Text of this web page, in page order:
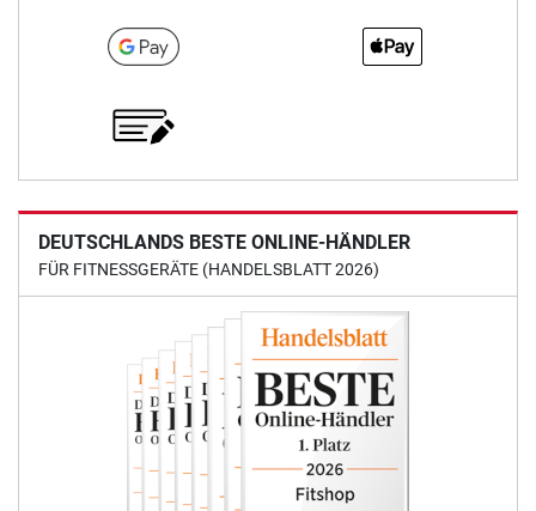
DEUTSCHLANDS BESTE ONLINE-HÄNDLER
FÜR FITNESSGERÄTE (HANDELSBLATT 2026)